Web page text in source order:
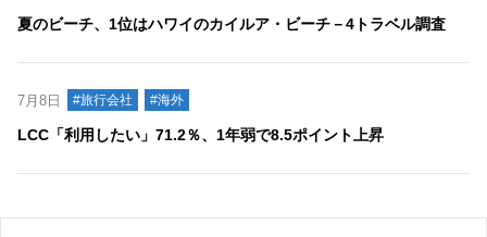
夏のビーチ、1位はハワイのカイルア・ビーチ－4トラベル調査
7月8日 #旅行会社 #海外
LCC「利用したい」71.2％、1年弱で8.5ポイント上昇